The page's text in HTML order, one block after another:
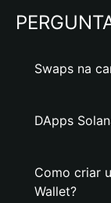
Swaps na
DApps
Como criar
Wallet?